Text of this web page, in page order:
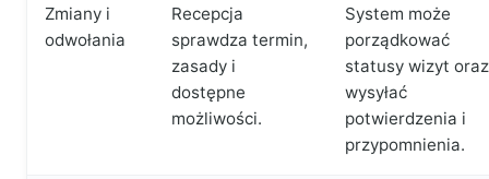
Zmiany i
odwołania
Recepcja
sprawdza termin,
zasady i
dostępne
możliwości.
System może
porządkować
statusy wizyt oraz
wysyłać
potwierdzenia i
przypomnienia.